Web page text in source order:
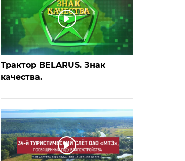
Трактор BELARUS. Знак
качества.